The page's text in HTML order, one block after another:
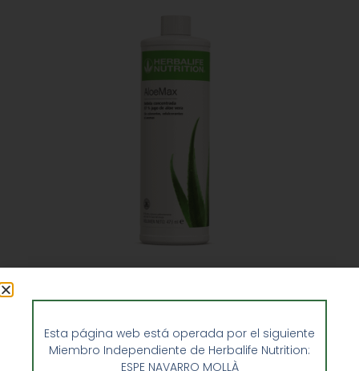
54,45 €
Esta página web está operada por el siguiente
Miembro Independiente de Herbalife Nutrition:
ESPE NAVARRO MOLLÀ